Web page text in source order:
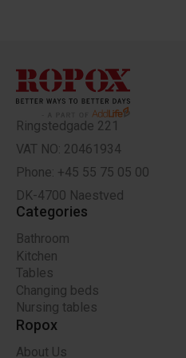
Ringstedgade 221
VAT NO: 20461934
Phone: +45 55 75 05 00
DK-4700 Naestved
Categories
Bathroom
Kitchen
Tables
Changing beds
Nursing tables
Ropox
About Us